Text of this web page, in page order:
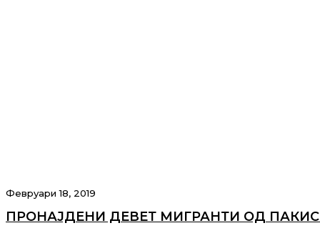
Февруари 18, 2019
ПРОНАЈДЕНИ ДЕВЕТ МИГРАНТИ ОД